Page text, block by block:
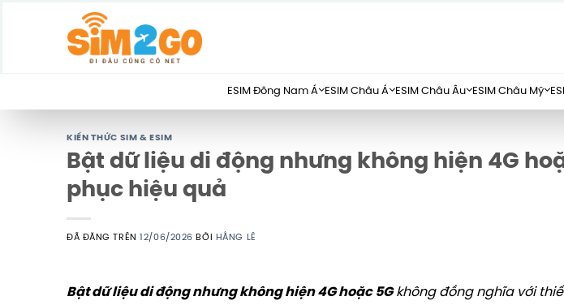
ESIM Đông Nam Á ESIM Châu Á ESIM Châu Âu ESIM Châu Mỹ
KIẾN THỨC SIM & ESIM
Bật dữ liệu di động nhưng không hiện 4G
phục hiệu quả
ĐÃ ĐĂNG TRÊN12/06/2026 BỞI HẰNG LÊ
Bật dữ liệu di động nhưng không hiện 4G hoặc 5Gkhông đồng nghĩa với